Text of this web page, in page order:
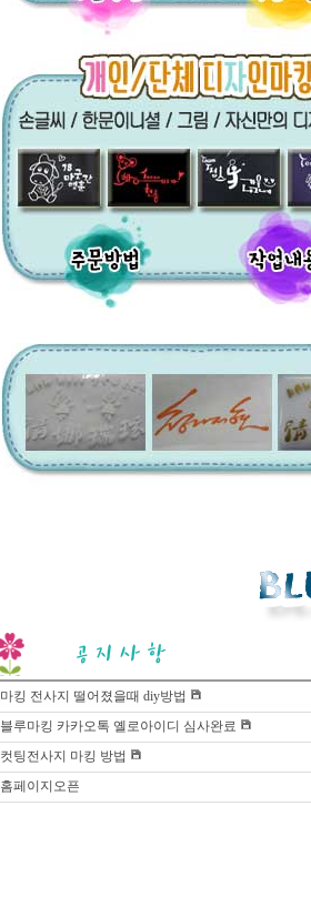
마킹 전사지 떨어졌을때 diy방법
블루마킹 카카오톡 옐로아이디 심사완료
컷팅전사지 마킹 방법
홈페이지오픈